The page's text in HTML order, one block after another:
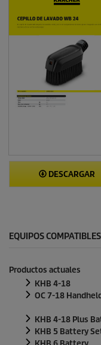
DESCARGAR
EQUIPOS COMPATIBLES
Productos actuales
KHB 4-18
OC 7-18
KHB 4-18 Plus
KHB 5 Battery